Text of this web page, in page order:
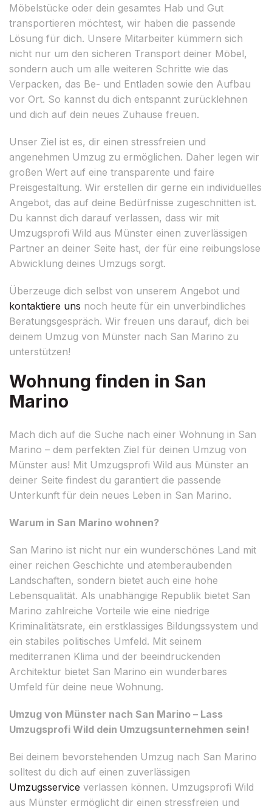
Möbelstücke oder dein gesamtes Hab und Gut
transportieren möchtest, wir haben die passende
Lösung für dich. Unsere Mitarbeiter kümmern sich
nicht nur um den sicheren Transport deiner Möbel,
sondern auch um alle weiteren Schritte wie das
Verpacken, das Be- und Entladen sowie den Aufbau
vor Ort. So kannst du dich entspannt zurücklehnen
und dich auf dein neues Zuhause freuen.
Unser Ziel ist es, dir einen stressfreien und
angenehmen Umzug zu ermöglichen. Daher legen wir
großen Wert auf eine transparente und faire
Preisgestaltung. Wir erstellen dir gerne ein individuelles
Angebot, das auf deine Bedürfnisse zugeschnitten ist.
Du kannst dich darauf verlassen, dass wir mit
Umzugsprofi Wild aus Münster einen zuverlässigen
Partner an deiner Seite hast, der für eine reibungslose
Abwicklung deines Umzugs sorgt.
Überzeuge dich selbst von unserem Angebot und
kontaktiere uns noch heute für ein unverbindliches
Beratungsgespräch. Wir freuen uns darauf, dich bei
deinem Umzug von Münster nach San Marino zu
unterstützen!
Wohnung finden in San
Marino
Mach dich auf die Suche nach einer Wohnung in San
Marino – dem perfekten Ziel für deinen Umzug von
Münster aus! Mit Umzugsprofi Wild aus Münster an
deiner Seite findest du garantiert die passende
Unterkunft für dein neues Leben in San Marino.
Warum in San Marino wohnen?
San Marino ist nicht nur ein wunderschönes Land mit
einer reichen Geschichte und atemberaubenden
Landschaften, sondern bietet auch eine hohe
Lebensqualität. Als unabhängige Republik bietet San
Marino zahlreiche Vorteile wie eine niedrige
Kriminalitätsrate, ein erstklassiges Bildungssystem und
ein stabiles politisches Umfeld. Mit seinem
mediterranen Klima und der beeindruckenden
Architektur bietet San Marino ein wunderbares
Umfeld für deine neue Wohnung.
Umzug von Münster nach San Marino – Lass
Umzugsprofi Wild dein Umzugsunternehmen sein!
Bei deinem bevorstehenden Umzug nach San Marino
solltest du dich auf einen zuverlässigen
Umzugsservice verlassen können. Umzugsprofi Wild
aus Münster ermöglicht dir einen stressfreien und